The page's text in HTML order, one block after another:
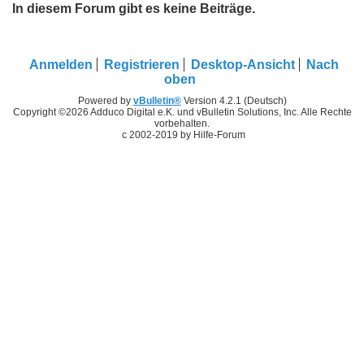
In diesem Forum gibt es keine Beiträge.
Anmelden Registrieren Desktop-Ansicht
Nach
oben
Powered by vBulletin®Version 4.2.1 (Deutsch)
Copyright ©2026 Adduco Digital e.K. und vBulletin Solutions, Inc. Alle Rechte
vorbehalten.
c 2002-2019 by Hilfe-Forum